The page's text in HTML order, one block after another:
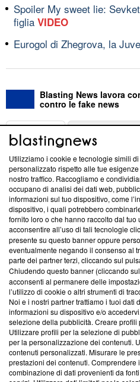
Spoiler My sweet lie:
figlia VIDEO
Eurogol di Zhegrova, la
Blasting News lavora
contro le fake news
ABOUT
Questa sezione offre
News, sui nostri processi
creare news di qualità. Inoltre,
‘Trust Project - News with
ancora membro del
parte; Trust Project non ha
conformità agli standard.
Su di noi
Team editoriale
Corporate
Redazione
Informativa Privacy
Cookie Policy
Utilizziamo i cookie e tecnologie simili
personalizzato rispetto alle tue
nostro traffico. Raccogliamo e
occupano di analisi dei dati web,
informazioni sul tuo dispositivo, come
dispositivo, i quali potrebbero
fornito loro o che hanno raccolto dal tuo
acconsentire all’uso di tali tecnologie
presente su questo banner oppure
eventualmente negando il consenso al
parte dei partner terzi, cliccando sul
Chiudendo questo banner (cliccando
acconsenti al permanere delle
l’utilizzo di cookie o altri strumenti di
Noi e i nostri partner trattiamo i tuoi dati
informazioni su dispositivo e/o
selezione della pubblicità. Creare
Utilizzare profili per la selezione di
per la personalizzazione dei contenuti.
contenuti personalizzati. Misurare le
prestazioni dei contenuti. Comprendere
combinazione di dati provenienti da